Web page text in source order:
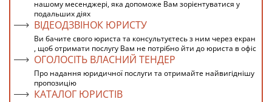
нашому месенджері, яка допоможе Вам зорієнтуватися у
подальших діях
ВІДЕОДЗВІНОК ЮРИСТУ
Ви бачите свого юриста та консультуєтесь з ним через екран
, щоб отримати послугу Вам не потрібно йти до юриста в офіс
ОГОЛОСІТЬ ВЛАСНИЙ ТЕНДЕР
Про надання юридичної послуги та отримайте найвигіднішу
пропозицію
КАТАЛОГ ЮРИСТІВ